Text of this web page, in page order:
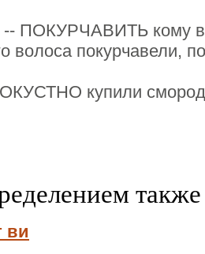
-- ПОКУРЧАВИТЬ кому
волоса покурчавели,
купили
ви